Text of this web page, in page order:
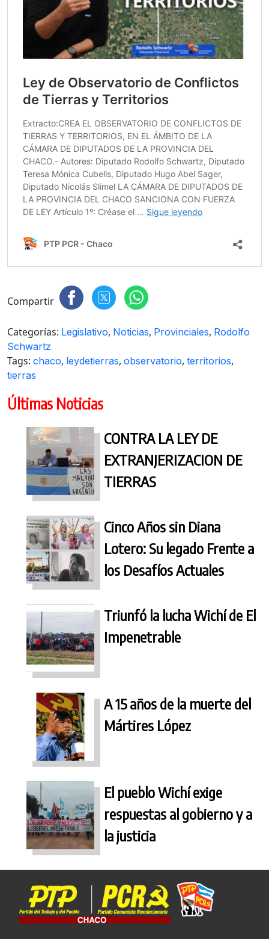
Compartir
Categorías: Legislativo, Noticias, Provinciales, Rodolfo
Schwartz
Tags: chaco, leydetierras, observatorio, territorios,
tierras
Últimas Noticias
CONTRA LA LEY DE
EXTRANJERIZACION DE
TIERRAS
Cinco Años sin Diana
Lotero: Su legado Frente a
los Desafíos Actuales
Triunfó la lucha Wichí de El
Impenetrable
A 15 años de la muerte del
Mártires López
El pueblo Wichí exige
respuestas al gobierno y a
la justicia